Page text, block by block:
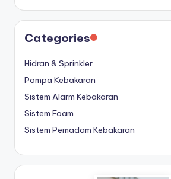
Categories
Hidran & Sprinkler
Pompa Kebakaran
Sistem Alarm Kebakaran
Sistem Foam
Sistem Pemadam Kebakaran